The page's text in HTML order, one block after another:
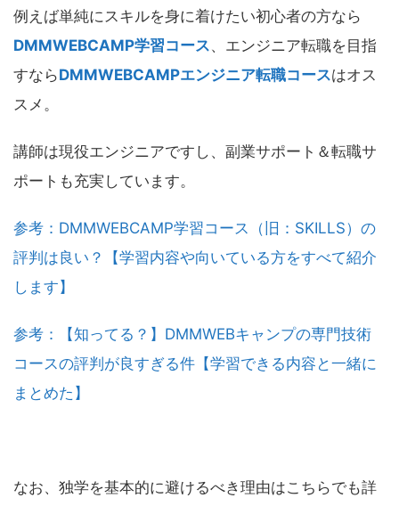
例えば単純にスキルを身に着けたい初心者の方なら
DMMWEBCAMP学習コース、エンジニア転職を目指
すならDMMWEBCAMPエンジニア転職コースはオス
スメ。
講師は現役エンジニアですし、副業サポート＆転職サ
ポートも充実しています。
参考：DMMWEBCAMP学習コース（旧：SKILLS）の
評判は良い？【学習内容や向いている方をすべて紹介
します】
参考：【知ってる？】DMMWEBキャンプの専門技術
コースの評判が良すぎる件【学習できる内容と一緒に
まとめた】
なお、独学を基本的に避けるべき理由はこちらでも詳